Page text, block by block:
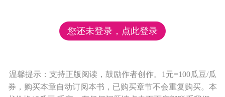
您还未登录，点此登录
温馨提示：支持正版阅读，鼓励作者创作。1元=100瓜豆/瓜
券，购买本章自动订阅本书，已购买章节不会重复购买。本